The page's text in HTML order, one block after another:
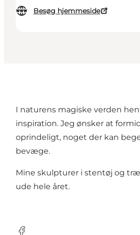
Besøg hjemmeside
I naturens magiske verden
inspiration. Jeg ønsker at
oprindeligt, noget der kan
bevæge.
Mine skulpturer i stentøj og
ude hele året.